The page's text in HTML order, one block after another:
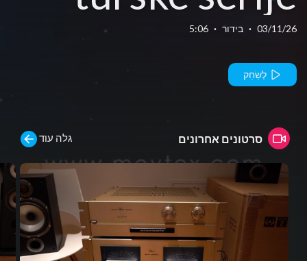
sa prevodom,
najava 2026
03/11/26
· בידור ·
5:06
לְשַׂחֵק
סרטונים אחרונים גלה עוד